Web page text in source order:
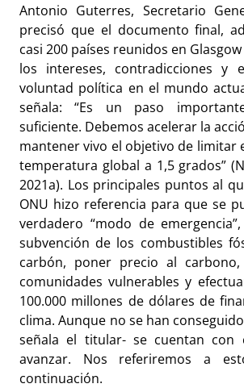
Antonio Guterres, Secretario
precisó que el documento final,
casi 200 países reunidos en
los intereses, contradicciones y
voluntad política en el mundo
señala: “Es un paso
suficiente. Debemos acelerar la
mantener vivo el objetivo de limitar
temperatura global a 1,5 grados”
2021a). Los principales puntos al
ONU hizo referencia para que se
verdadero “modo de
subvención de los combustibles
carbón, poner precio al
comunidades vulnerables y
100.000 millones de dólares de
clima. Aunque no se han
señala el titular- se cuentan con
avanzar. Nos referiremos a
continuación.